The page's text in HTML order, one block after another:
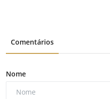
Comentários
Nome